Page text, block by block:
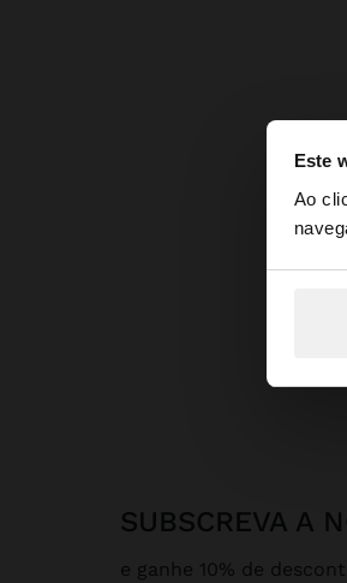
Este
Ao
SUBSCREVA A
e ganhe 10% de